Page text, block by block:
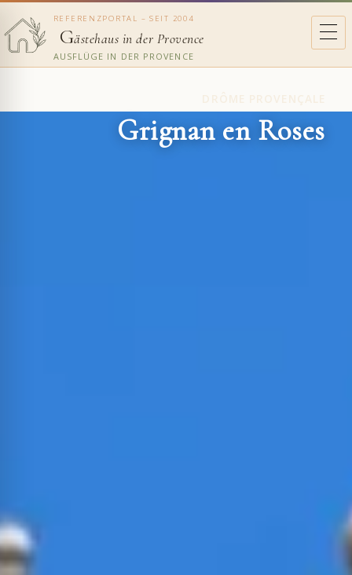
REFERENZPORTAL – SEIT 2004
Gästehaus in der Provence
AUSFLÜGE IN DER PROVENCE
Grignan en Roses